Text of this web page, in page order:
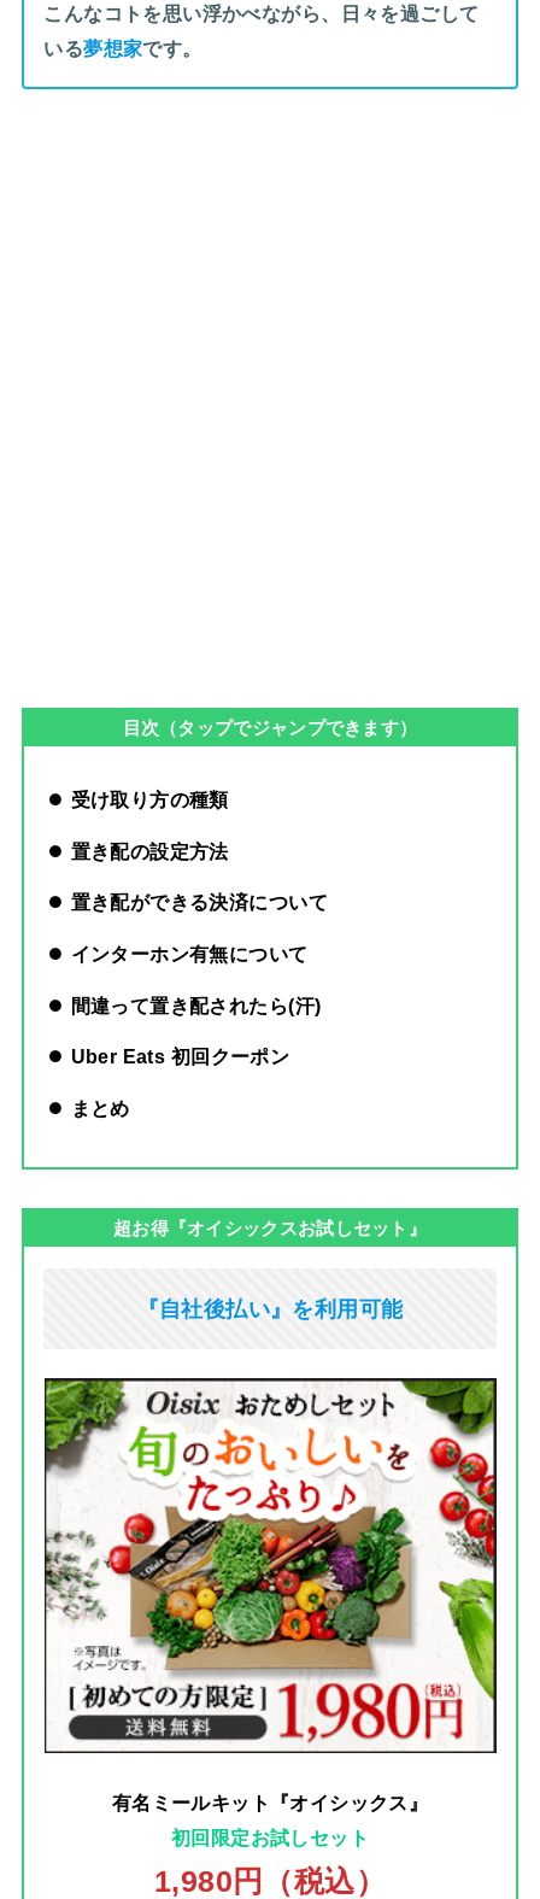
こんなコトを思い浮かべながら、日々を過ごして
いる夢想家です。
目次（タップでジャンプできます）
受け取り方の種類
置き配の設定方法
置き配ができる決済について
インターホン有無について
間違って置き配されたら(汗)
Uber Eats 初回クーポン
まとめ
超お得『オイシックスお試しセット』
『自社後払い』を利用可能
有名ミールキット『オイシックス』
初回限定お試しセット
1,980円（税込）